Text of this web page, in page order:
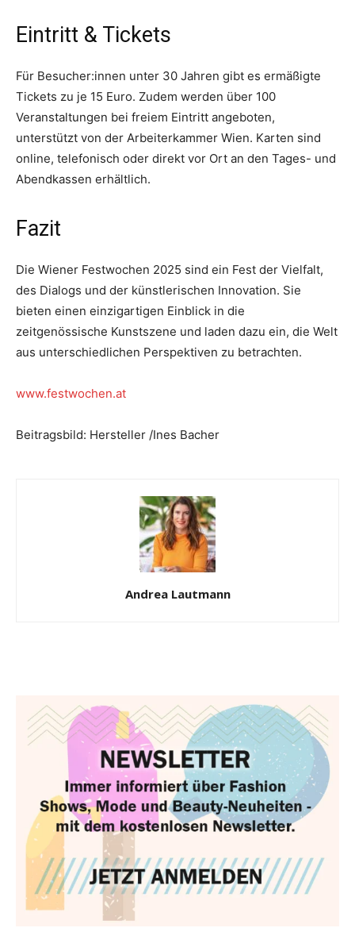
Eintritt & Tickets
Für Besucher:innen unter 30 Jahren gibt es ermäßigte
Tickets zu je 15 Euro. Zudem werden über 100
Veranstaltungen bei freiem Eintritt angeboten,
unterstützt von der Arbeiterkammer Wien. Karten sind
online, telefonisch oder direkt vor Ort an den Tages- und
Abendkassen erhältlich.
Fazit
Die Wiener Festwochen 2025 sind ein Fest der Vielfalt,
des Dialogs und der künstlerischen Innovation. Sie
bieten einen einzigartigen Einblick in die
zeitgenössische Kunstszene und laden dazu ein, die Welt
aus unterschiedlichen Perspektiven zu betrachten.
www.festwochen.at
Beitragsbild: Hersteller /Ines Bacher
Andrea Lautmann